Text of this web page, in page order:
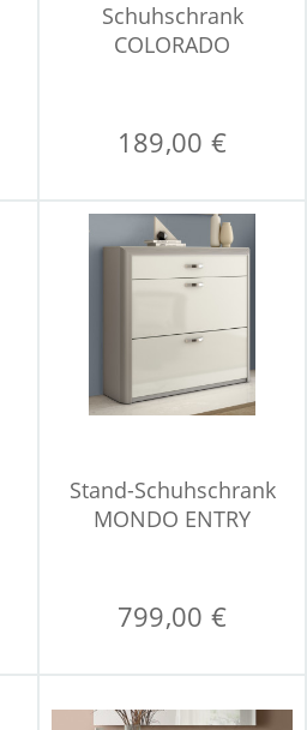
Schuhschrank
COLORADO
189,00 €
Stand-Schuhschrank
MONDO ENTRY
799,00 €